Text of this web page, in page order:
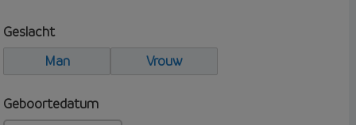
Geslacht
Man
Vrouw
Geboortedatum